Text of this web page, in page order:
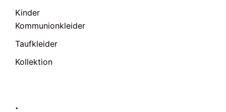
Kinder
Kommunionkleider
Taufkleider
Kollektion
.